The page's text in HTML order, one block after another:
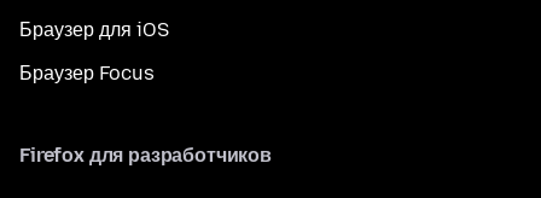
Браузер для iOS
Браузер Focus
Firefox для разработчиков